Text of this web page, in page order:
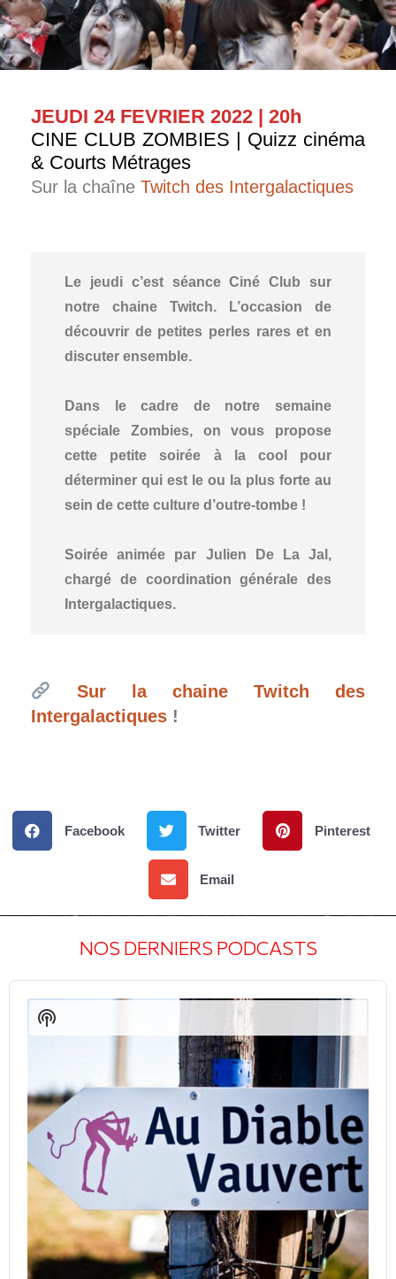
JEUDI 24 FEVRIER 2022 | 20h
CINE CLUB ZOMBIES | Quizz cinéma
& Courts Métrages
Sur la chaîne Twitch des Intergalactiques
Le jeudi c’est séance Ciné Club sur
notre chaine Twitch. L’occasion de
découvrir de petites perles rares et en
discuter ensemble.
Dans le cadre de notre semaine
spéciale Zombies, on vous propose
cette petite soirée à la cool pour
déterminer qui est le ou la plus forte au
sein de cette culture d’outre-tombe !
Soirée animée par Julien De La Jal,
chargé de coordination générale des
Intergalactiques.
Sur la chaine Twitch des
Intergalactiques !
Facebook Twitter Pinterest
Email
NOS DERNIERS PODCASTS
Audio
Player
Show